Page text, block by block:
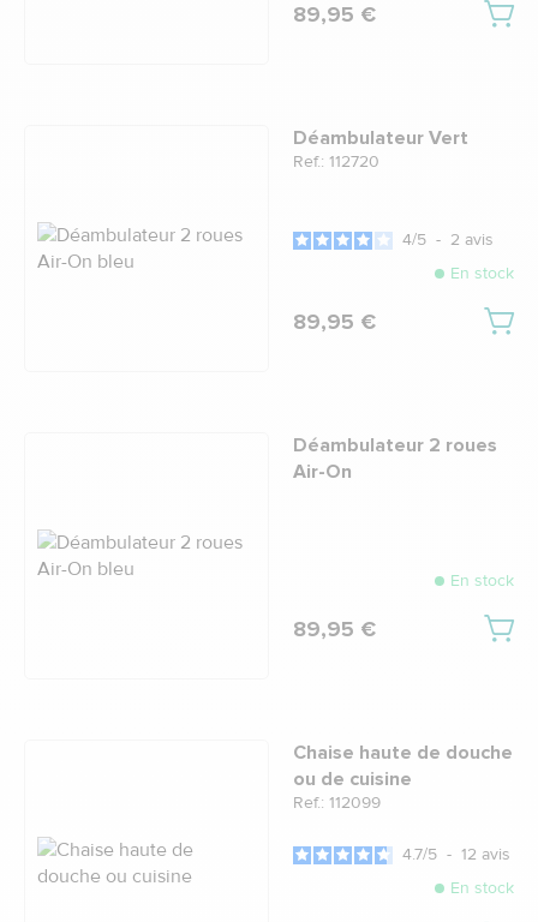
89,95 €
Déambulateur Vert
Ref.: 112720
4/5 - 2 avis
En stock
89,95 €
Déambulateur 2 roues
Air-On
En stock
89,95 €
Chaise haute de douche
ou de cuisine
Ref.: 112099
4.7/5 - 12 avis
En stock